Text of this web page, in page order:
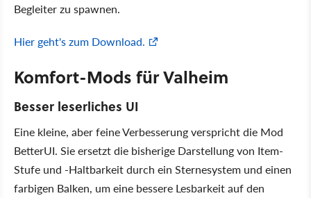
Begleiter zu spawnen.
Hier geht's zum Download.
Komfort-Mods für Valheim
Besser leserliches UI
Eine kleine, aber feine Verbesserung verspricht die Mod
BetterUI. Sie ersetzt die bisherige Darstellung von Item-
Stufe und -Haltbarkeit durch ein Sternesystem und einen
farbigen Balken, um eine bessere Lesbarkeit auf den